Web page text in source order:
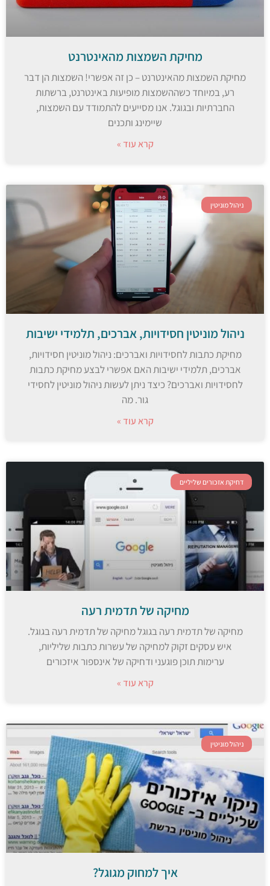
מחיקת השמצות מהאינטרנט
מחיקת השמצות מהאינטרנט – כן זה אפשרי! השמצות הן דבר
רע, במיוחד כשההשמצות מופיעות באינטרנט, ברשתות
החברתיות ובגוגל. אנו מסייעים להתמודד עם השמצות,
שיימינג ותכנים
קרא עוד »
ניהול מוניטין
ניהול מוניטין חסידויות, אברכים, תלמידי ישיבות
מחיקת כתבות לחסידויות ואברכים: ניהול מוניטין חסידויות,
אברכים, תלמידי ישיבות האם אפשרי לבצע מחיקת כתבות
לחסידויות ואברכים? כיצד ניתן לעשות ניהול מוניטין לחסידי
גור. מה
קרא עוד »
דחיקת אזכורים שליליים
מחיקה של תדמית רעה
מחיקה של תדמית רעה בגוגל מחיקה של תדמית רעה בגוגל.
איש עסקים זקוק למחיקה של עשרות כתבות שליליות,
ערימות תוכן פוגעני ודחיקה של אינספור איזכורים
קרא עוד »
ניהול מוניטין
איך למחוק מגוגל?